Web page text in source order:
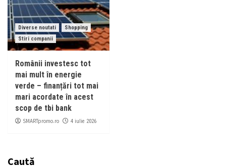
Diverse noutati
Shopping
Stiri companii
Românii investesc tot
mai mult în energie
verde – finanțări tot mai
mari acordate în acest
scop de tbi bank
SMARTpromo.ro 4 iulie 2026
Caută